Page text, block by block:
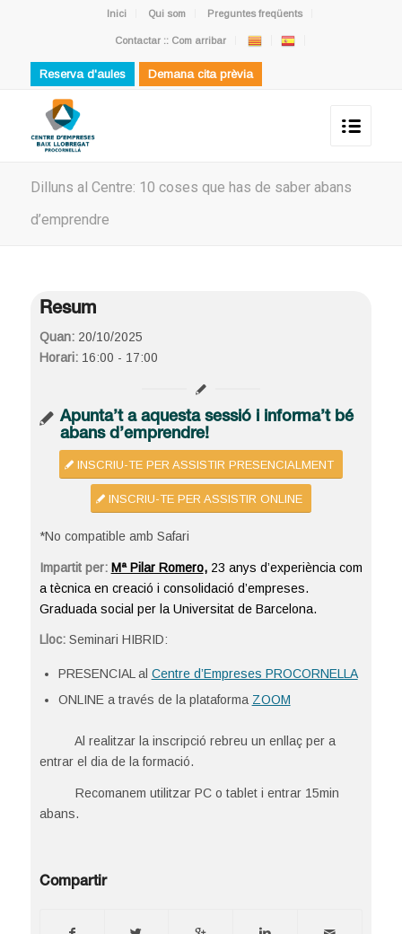
Inici Qui som Preguntes freqüents
Contactar :: Com arribar
Reserva d'aules Demana cita prèvia
Dilluns al Centre: 10 coses que has de saber abans
d’emprendre
Resum
Quan:20/10/2025
Horari:16:00 - 17:00
Apunta’t a aquesta sessió i informa’t bé
abans d’emprendre!
INSCRIU-TE PER ASSISTIR PRESENCIALMENT
INSCRIU-TE PER ASSISTIR ONLINE
*No compatible amb Safari
Impartit per: Mª Pilar Romero, 23 anys d’experiència com
a tècnica en creació i consolidació d’empreses.
Graduada social per la Universitat de Barcelona.
Lloc:Seminari HIBRID:
PRESENCIAL al Centre d’Empreses PROCORNELLA
ONLINE a través de la plataforma ZOOM
Al realitzar la inscripció rebreu un enllaç per a
entrar el dia de la formació.
Recomanem utilitzar PC o tablet i entrar 15min
abans.
Compartir